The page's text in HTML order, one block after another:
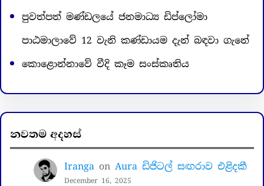
පුවත්පත් මණ්ඩලයේ ජනමාධ්‍ය ඩිප්ලෝමා
පාඨමාලාවේ 12 වැනි කණ්ඩායම දැන් බඳවා ගැනේ
කොළොන්නාවේ වීදි කෑම සංස්කෘතිය
නවතම අදහස්
Iranga on Aura ඩිජිටල් සඟරාව එළිදකී
December 16, 2025